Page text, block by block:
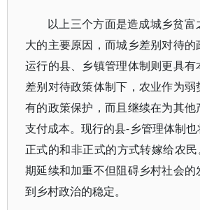
以上三个方面是造成城乡贫
大的主要原因，而城乡差别对待
运行的县、乡镇管理体制则更具有
差别对待政策体制下，农业作为
有的政策保护，而且继续在为其他
支付成本。现行的县-乡管理体制
正式的和非正式的方式转嫁给农民
期延续和加重不但阻碍乡村社会的
到乡村政治的稳定。